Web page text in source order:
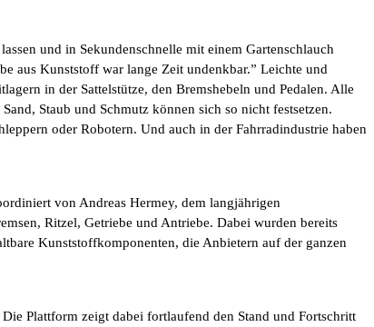
und in Sekundenschnelle mit einem Gartenschlauch
aus Kunststoff war lange Zeit undenkbar.” Leichte und
in der Sattelstütze, den Bremshebeln und Pedalen. Alle
Staub und Schmutz können sich so nicht festsetzen.
oder Robotern. Und auch in der Fahrradindustrie haben
von Andreas Hermey, dem langjährigen
Ritzel, Getriebe und Antriebe. Dabei wurden bereits
Kunststoffkomponenten, die Anbietern auf der ganzen
Plattform zeigt dabei fortlaufend den Stand und Fortschritt